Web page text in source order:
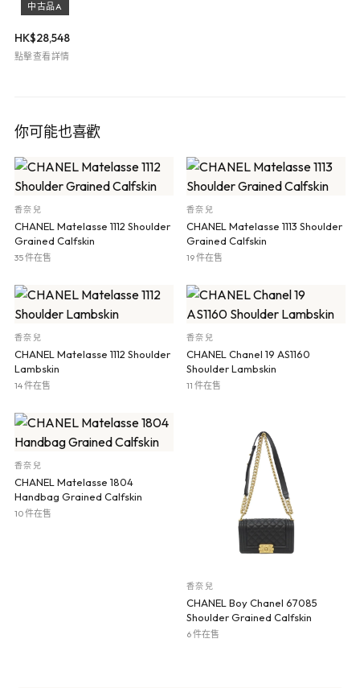
中古品A
HK$28,548
點擊查看詳情
你可能也喜歡
香奈兒
CHANEL Matelasse 1112 Shoulder
Grained Calfskin
35 件在售
香奈兒
CHANEL Matelasse 1113 Shoulder
Grained Calfskin
19 件在售
香奈兒
CHANEL Matelasse 1112 Shoulder
Lambskin
14 件在售
香奈兒
CHANEL Chanel 19 AS1160
Shoulder Lambskin
11 件在售
香奈兒
CHANEL Matelasse 1804
Handbag Grained Calfskin
10 件在售
香奈兒
CHANEL Boy Chanel 67085
Shoulder Grained Calfskin
6 件在售